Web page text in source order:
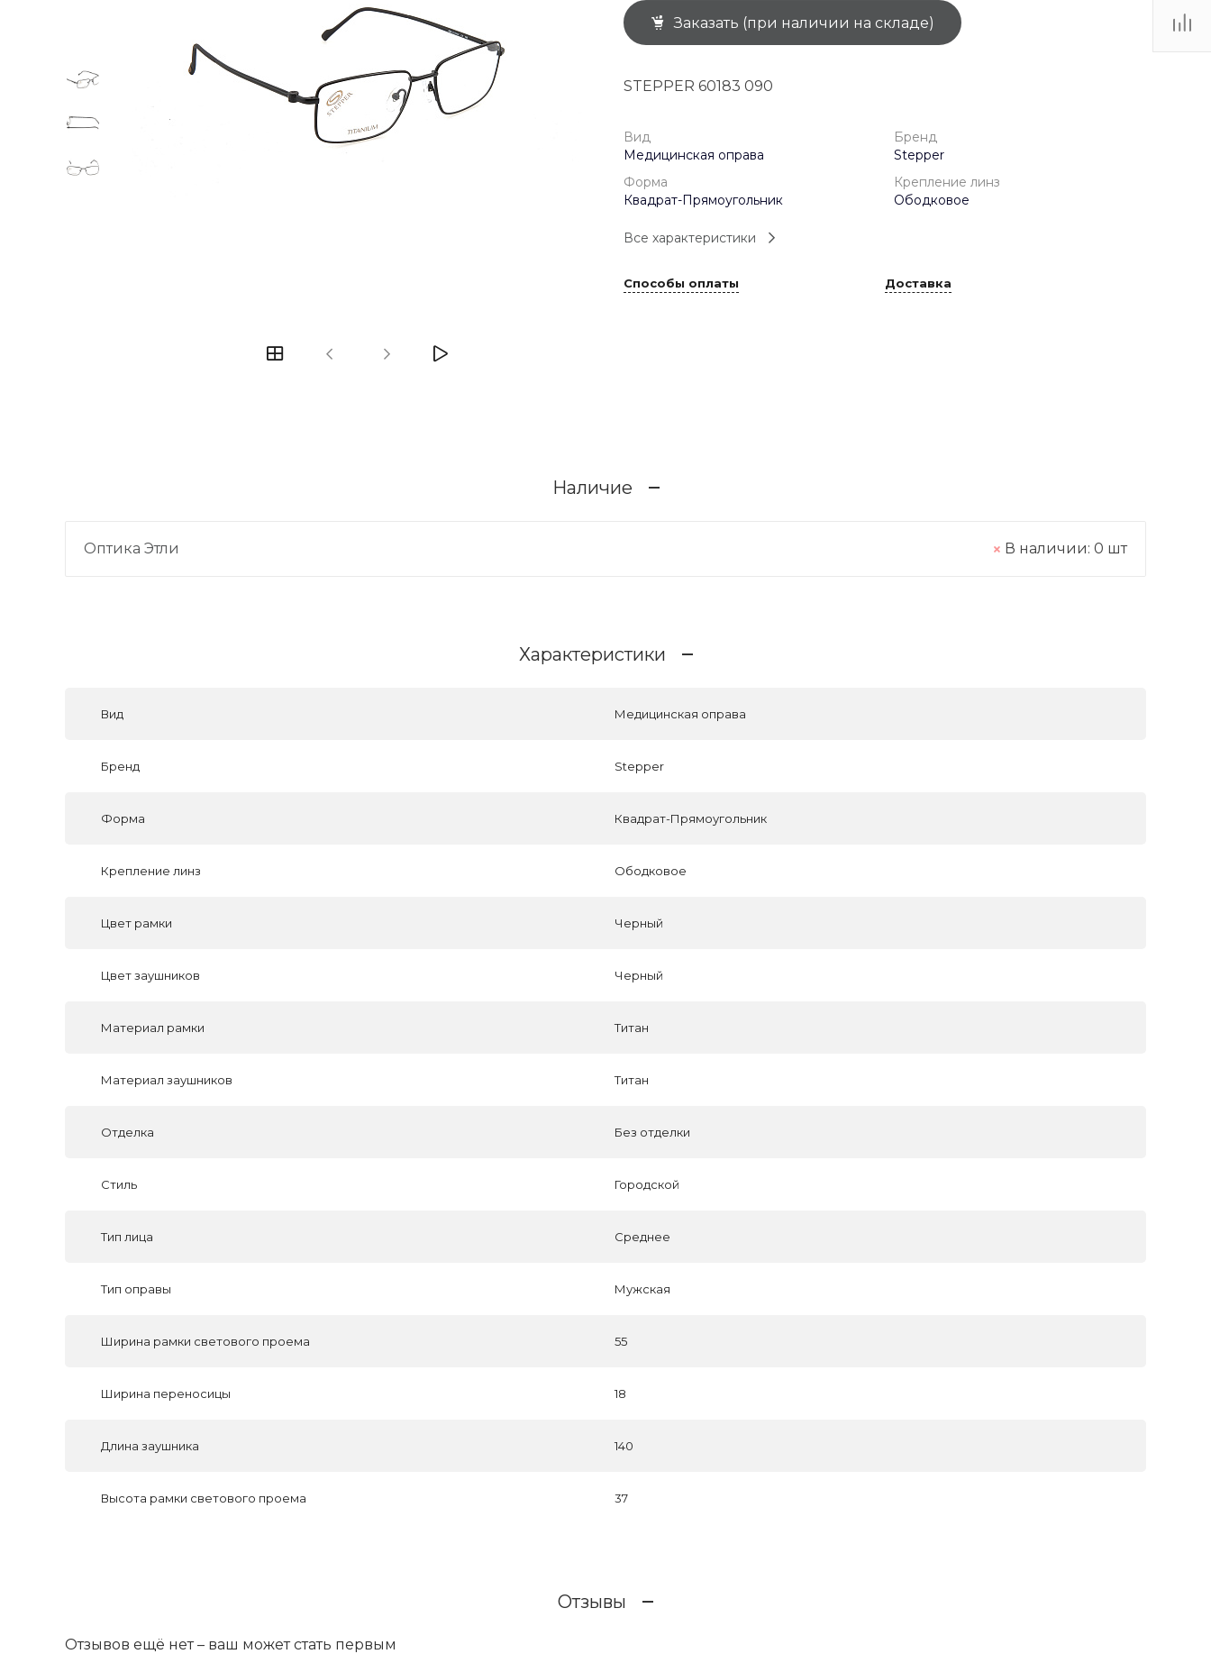
+7 (926) 092 4274
г. Королёв, пр-т
(0-9)
1 мая: 10:00-19:00
9 мая: 10:00-19:00
Заказать (при наличии на складе)
STEPPER 60183 090
Вид
Медицинская оправа
Бренд
Stepper
Форма
Квадрат-Прямоугольник
Крепление линз
Ободковое
Все характеристики
Способы оплаты Доставка
Наличие
Оптика Этли В наличии: 0 шт
Характеристики
Вид Медицинская оправа
Бренд Stepper
Форма Квадрат-Прямоугольник
Крепление линз Ободковое
Цвет рамки Черный
Цвет заушников Черный
Материал рамки Титан
Материал заушников Титан
Отделка Без отделки
Стиль Городской
Тип лица Среднее
Тип оправы Мужская
Ширина рамки светового проема 55
Ширина переносицы 18
Длина заушника 140
Высота рамки светового проема 37
Отзывы
Отзывов ещё нет – ваш может стать первым